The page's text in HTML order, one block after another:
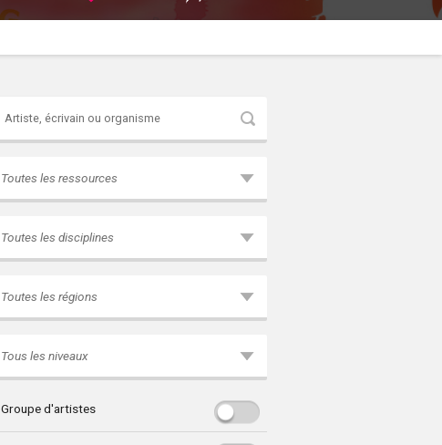
Rechercher
Toutes les ressources
Toutes les disciplines
Toutes les régions
Tous les niveaux
Groupe d'artistes